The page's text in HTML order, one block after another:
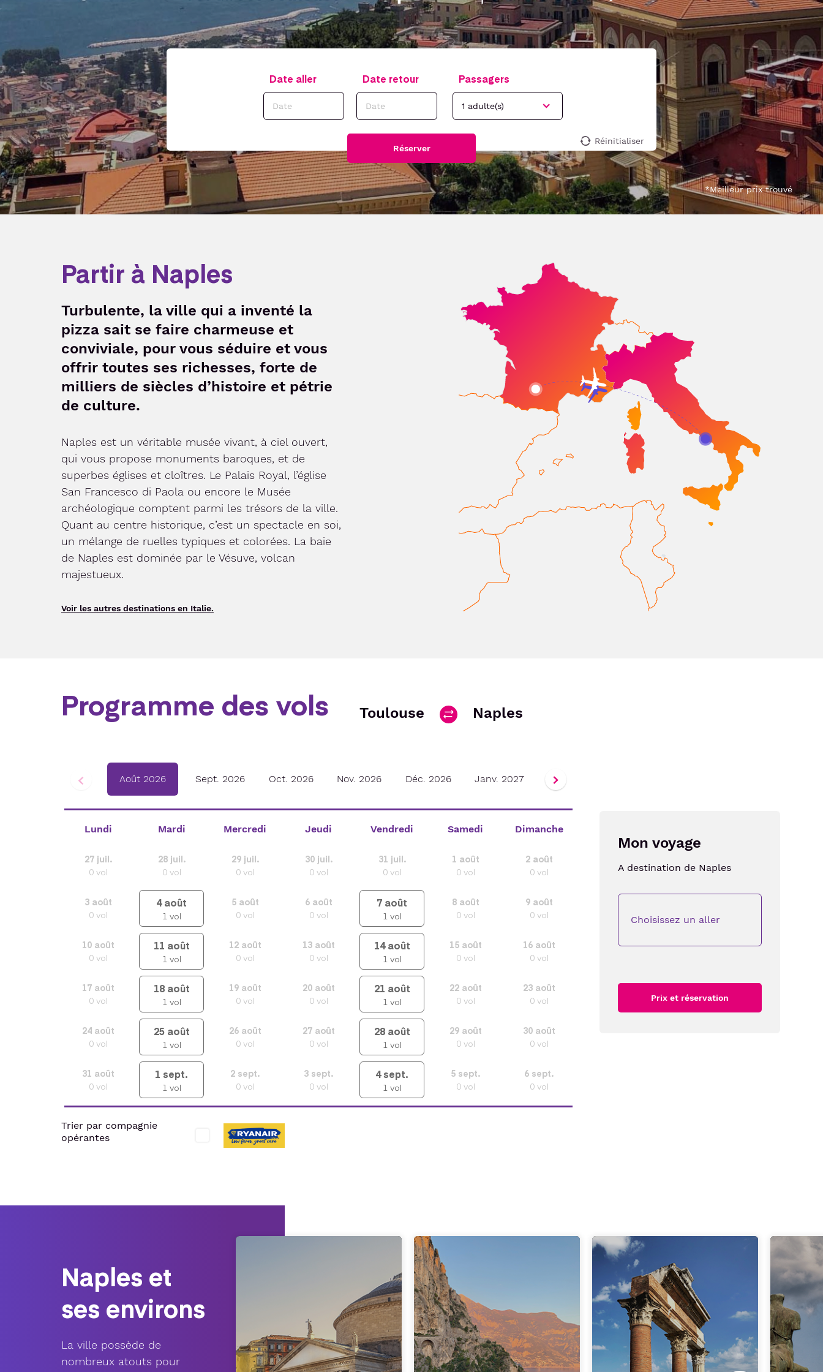
*Meilleur prix trouvé
Date aller Date retour Passagers
Réinitialiser
Réserver
Partir à Naples
Turbulente, la ville qui a inventé la
pizza sait se faire charmeuse et
conviviale, pour vous séduire et vous
offrir toutes ses richesses, forte de
milliers de siècles d’histoire et pétrie
de culture.
Naples est un véritable musée vivant, à ciel ouvert,
qui vous propose monuments baroques, et de
superbes églises et cloîtres. Le Palais Royal, l’église
San Francesco di Paola ou encore le Musée
archéologique comptent parmi les trésors de la ville.
Quant au centre historique, c’est un spectacle en soi,
un mélange de ruelles typiques et colorées. La baie
de Naples est dominée par le Vésuve, volcan
majestueux.
Voir les autres destinations en Italie.
Programme des vols Toulouse Naples
Août 2026 Sept. 2026 Oct. 2026 Nov. 2026 Déc. 2026 Janv. 2027
Lundi Mardi Mercredi Jeudi Vendredi Samedi Dimanche
27 juil.
0 vol
28 juil.
0 vol
29 juil.
0 vol
30 juil.
0 vol
31 juil.
0 vol
1 août
0 vol
2 août
0 vol
3 août
0 vol
4 août
1 vol
5 août
0 vol
6 août
0 vol
7 août
1 vol
8 août
0 vol
9 août
0 vol
10 août
0 vol
11 août
1 vol
12 août
0 vol
13 août
0 vol
14 août
1 vol
15 août
0 vol
16 août
0 vol
17 août
0 vol
18 août
1 vol
19 août
0 vol
20 août
0 vol
21 août
1 vol
22 août
0 vol
23 août
0 vol
24 août
0 vol
25 août
1 vol
26 août
0 vol
27 août
0 vol
28 août
1 vol
29 août
0 vol
30 août
0 vol
31 août
0 vol
1 sept.
1 vol
2 sept.
0 vol
3 sept.
0 vol
4 sept.
1 vol
5 sept.
0 vol
6 sept.
0 vol
Trier par compagnie
opérantes
Mon voyage
A destination de Naples
Choisissez un aller
Prix et réservation
Naples et
ses environs
La ville possède de
nombreux atouts pour